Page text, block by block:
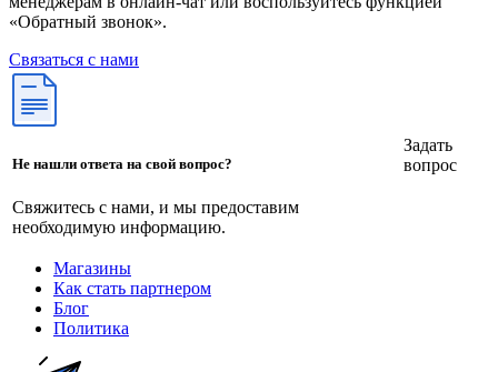
«Обратный звонок».
Связаться с нами
Не нашли ответа на свой вопрос?
Свяжитесь с нами, и мы предоставим
необходимую информацию.
Задать
вопрос
Магазины
Как стать партнером
Блог
Политика